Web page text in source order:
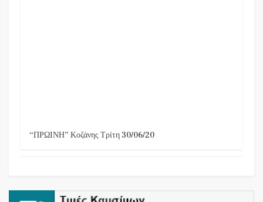
“ΠΡΩΙΝΗ” Κοζάνης Τρίτη 30/06/20